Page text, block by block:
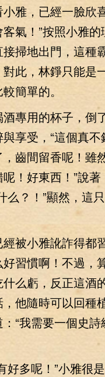
雅，已經一臉欣
氣！”按照小雅
掃地出門，這種
此，林錚只能是
簡單的。
用的杯子，倒
享受，“這個真
齒間留香呢！雖
！好東西！”說
么？！”顯然，這
小雅訛詐得都
習慣啊！不過，
么虧，反正這酒
他隨時可以回種
“我需要一個史
呢！”小雅很是